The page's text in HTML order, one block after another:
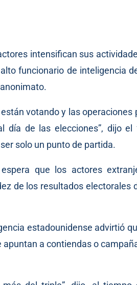
intensifican sus
funcionario de inteligencia
votando y las
día de las elecciones”, dijo el
solo un punto de partida.
que los actores
de los resultados electorales
estadounidense advirtió
a contiendas o